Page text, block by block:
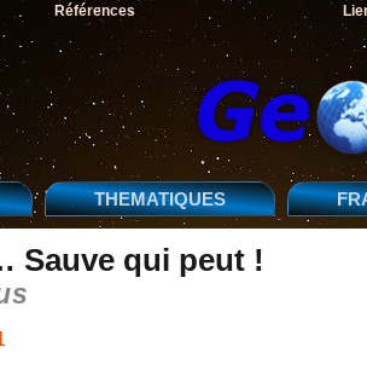
Références
THEMATIQUES
Sauve qui peut !